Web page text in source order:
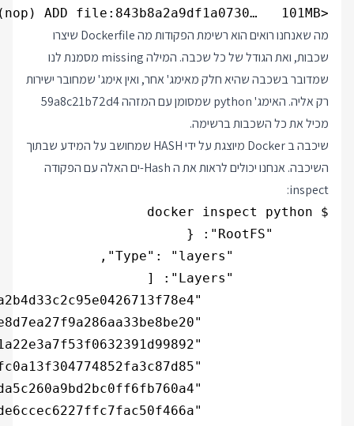
<missing>           3 weeks ago         /bin/sh -c #(nop) ADD file:843b8a2a9df1a0730…   101MB
מה שאנחנו רואים הוא רשימת הפקודות מה Dockerfile שיצרו
שכבות, ואת הגודל של כל שכבה. המילה missing מסמנת לנו
שמדובר בשכבה שהיא חלק מאימג' אחר, ואין אימג' שמחובר ישירות
רק אליה. האימג' python שמסומן עם המזהה 59a8c21b72d4
מכיל את כל השכבות ברשימה.
שיכבה ב Docker מיוצגת על ידי HASH שמחושב על המידע שבתוך
השיכבה. אנחנו יכולים לראות את ה Hash-ים האלה עם הפקודה
inspect: